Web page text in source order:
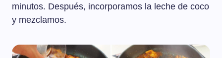
minutos. Después, incorporamos la leche de coco
y mezclamos.